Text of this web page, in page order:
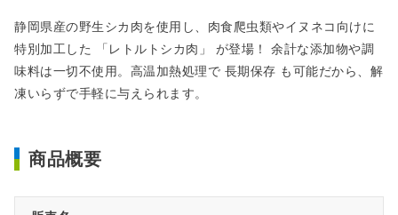
静岡県産の野生シカ肉を使用し、肉食爬虫類やイヌネコ向けに
特別加工した 「レトルトシカ肉」 が登場！ 余計な添加物や調
味料は一切不使用。高温加熱処理で 長期保存 も可能だから、解
凍いらずで手軽に与えられます。
商品概要